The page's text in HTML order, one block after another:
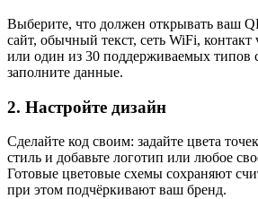
Выберите, что должен открывать ваш
сайт, обычный текст, сеть WiFi,
или один из 30 поддерживаемых
заполните данные.
2. Настройте дизайн
Сделайте код своим: задайте цвета
стиль и добавьте логотип или любое
Готовые цветовые схемы сохраняют
при этом подчёркивают ваш бренд.